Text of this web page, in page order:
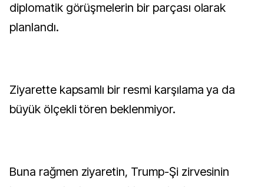
diplomatik görüşmelerin bir parçası olarak
planlandı.
Ziyarette kapsamlı bir resmi karşılama ya da
büyük ölçekli tören beklenmiyor.
Buna rağmen ziyaretin, Trump-Şi zirvesinin